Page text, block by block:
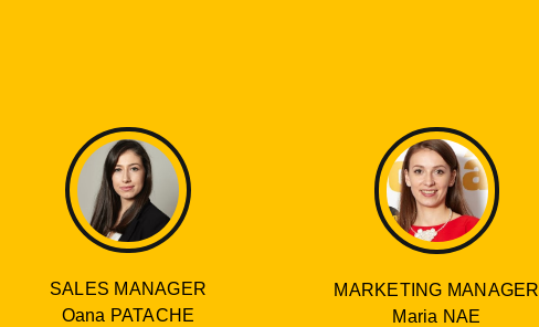
SALES MANAGER
Oana PATACHE
MARKETING MANAGER
Maria NAE